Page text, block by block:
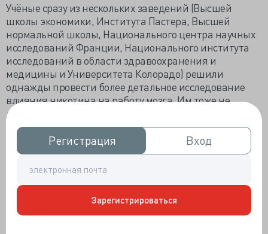
Регистрация
Регистрация Вход
Вход
Зарегистрироваться
Учёные сразу из нескольких заведений (Высшей
школы экономики, Института Пастера, Высшей
нормальной школы, Национального центра научных
исследований Франции, Национального института
исследований в области здравоохранения и
медицины и Университета Колорадо) решили
однажды провести более детальное исследование
влияния никотина на работу мозга. Им тоже не
давало покоя наблюдение за тем, как много курят
психически больные люди. И очень хотелось
разобраться: почему так? Итоги исследования
опубликовалив статье. Вкратце я вас с ними
познакомлю.
Отдувались за людей, как это часто бывает, мыши.
Незадолго до начала исследования было обнаружено,
что есть среди нашего обширного набора генов один